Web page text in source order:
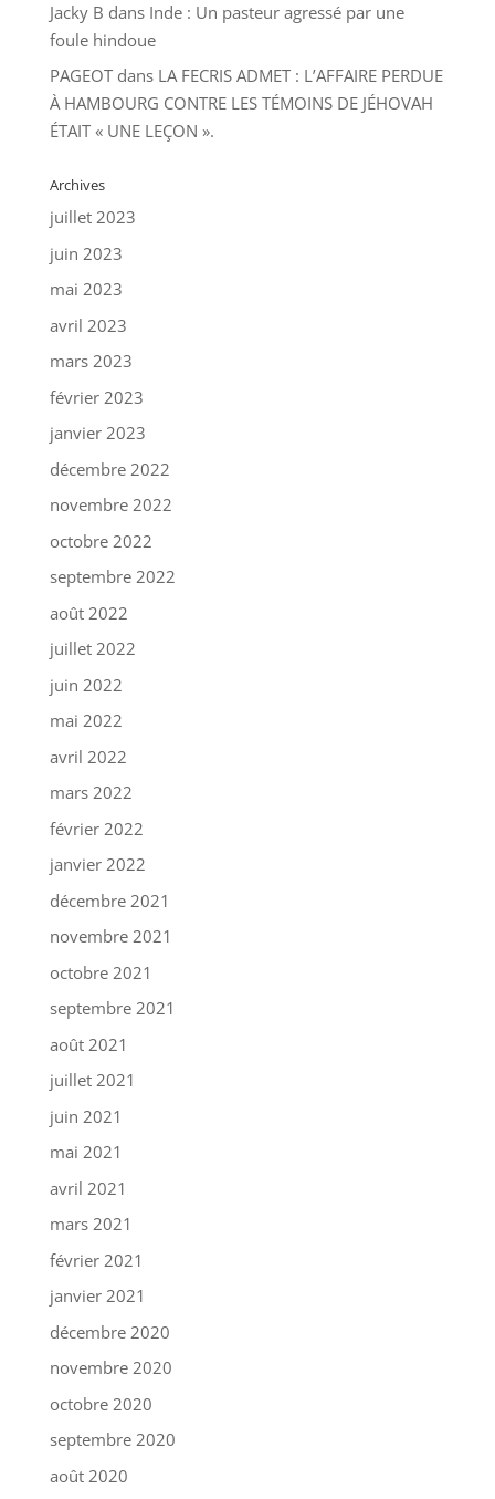
Jacky B dans Inde : Un pasteur agressé par une
foule hindoue
PAGEOTdans LA FECRIS ADMET : L’AFFAIRE PERDUE
À HAMBOURG CONTRE LES TÉMOINS DE JÉHOVAH
ÉTAIT « UNE LEÇON ».
Archives
juillet 2023
juin 2023
mai 2023
avril 2023
mars 2023
février 2023
janvier 2023
décembre 2022
novembre 2022
octobre 2022
septembre 2022
août 2022
juillet 2022
juin 2022
mai 2022
avril 2022
mars 2022
février 2022
janvier 2022
décembre 2021
novembre 2021
octobre 2021
septembre 2021
août 2021
juillet 2021
juin 2021
mai 2021
avril 2021
mars 2021
février 2021
janvier 2021
décembre 2020
novembre 2020
octobre 2020
septembre 2020
août 2020